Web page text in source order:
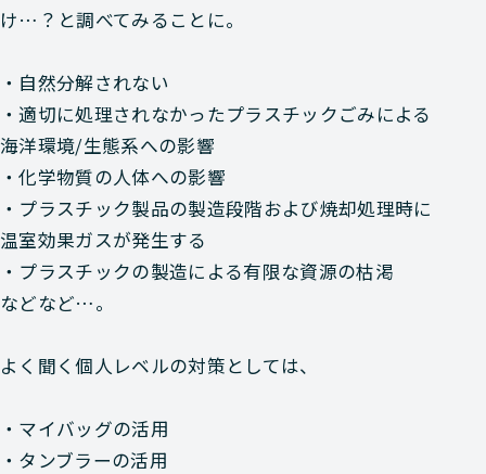
け…？と調べてみることに。
・自然分解されない
・適切に処理されなかったプラスチックごみによる
海洋環境/生態系への影響
・化学物質の人体への影響
・プラスチック製品の製造段階および焼却処理時に
温室効果ガスが発生する
・プラスチックの製造による有限な資源の枯渇
などなど…。
よく聞く個人レベルの対策としては、
・マイバッグの活用
・タンブラーの活用